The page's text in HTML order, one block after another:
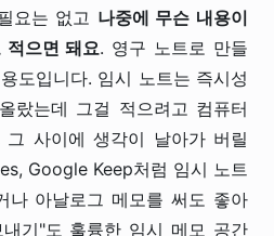
요는 없고 나중에 무슨 내용이
적으면 돼요. 영구 노트로 만들
도입니다. 임시 노트는 즉시성
랐는데 그걸 적으려고 컴퓨터
사이에 생각이 날아가 버릴
Google Keep처럼 임시 노트
나 아날로그 메모를 써도 좋아
기"도 훌륭한 임시 메모 공간